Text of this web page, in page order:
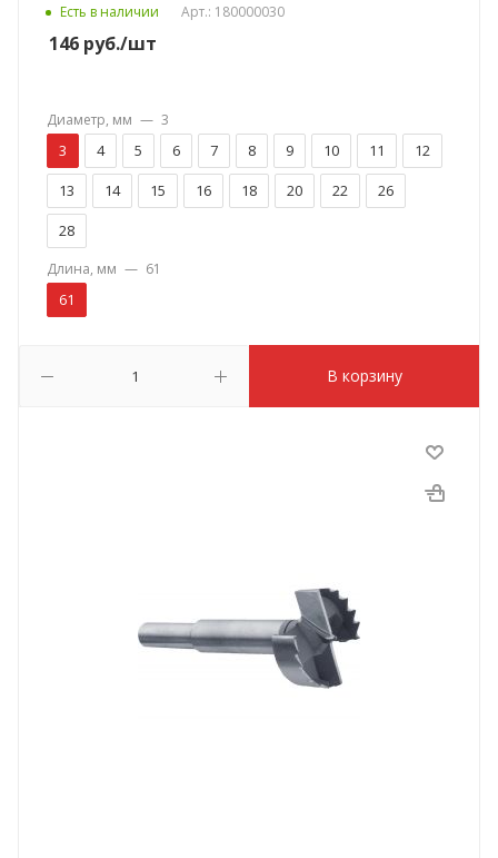
Есть в наличии Арт.: 180000030
146 руб./шт
В корзину
Диаметр, мм — 3
3 4 5 6 7 8 9 10 11
12
13
14 15 16 18 20 22
26
28
Длина, мм — 61
61